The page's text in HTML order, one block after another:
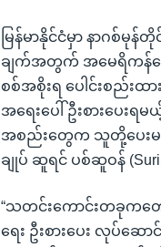
မြန်မာနိုင်ငံမှာ နာဂစ်
ချက်အတွက် အမေရိကန်ဒေ
စစ်အစိုးရ ပေါင်းစည်း
အရေးပေါ် ဦးစားပ
အစည်းတွေက သူတို့ပေး
ချုပ် ဆူရင် ပစ်ဆူဝန်
“သတင်းကောင်းတခုကတ
ရေး ဦးစားပေး လုပ်